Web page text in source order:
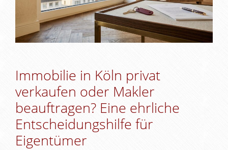
Immobilie in Köln privat
verkaufen oder Makler
beauftragen? Eine ehrliche
Entscheidungshilfe für
Eigentümer